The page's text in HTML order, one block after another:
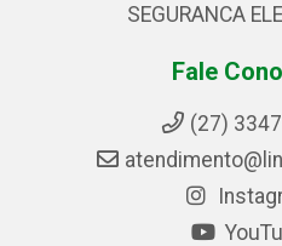
SEGURANCA
Fale
(27)